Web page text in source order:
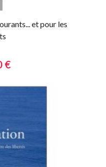
et pour les
€